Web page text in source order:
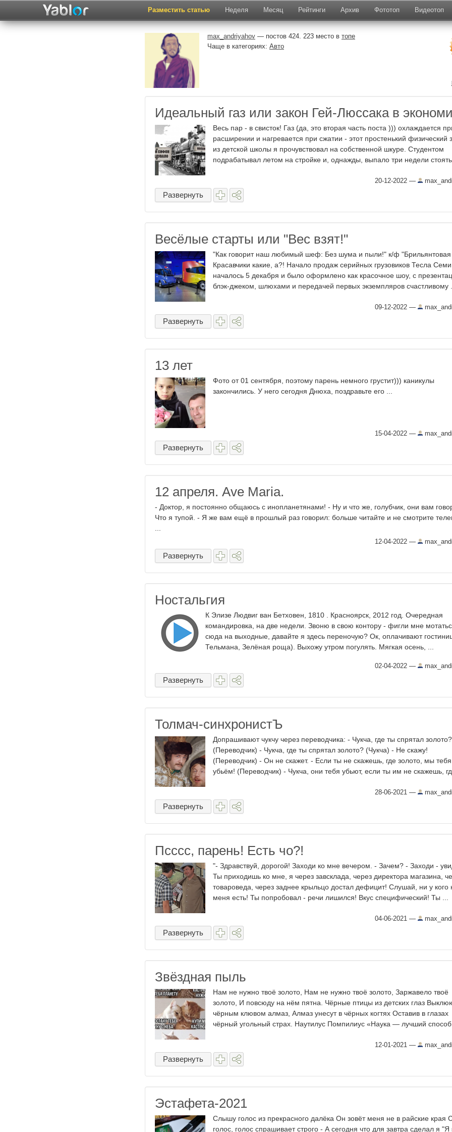
Разместить статью Неделя Месяц Рейтинги Архив Фототоп Видеотоп
max_andriyahov— постов 424. 223 место в топе
Чаще в категориях: Авто
Идеальный газ или закон Гей-Люссака в
Весь пар - в свисток! Газ (да, это вторая часть поста ))) охлаждается
расширении и нагревается при сжатии - этот простенький физический
из детской школы я прочувствовал на собственной шкуре. Студентом
подрабатывал летом на стройке и, однажды, выпало три недели стоять
20-12-2022 —
Развернуть
Весёлые старты или "Вес взят!"
"Как говорит наш любимый шеф: Без шума и пыли!" к/ф "Брильянтовая
Красавчики какие, а?! Начало продаж серийных грузовиков Тесла Семи
началось 5 декабря и было оформлено как красочное шоу, с
блэк-джеком, шлюхами и передачей первых экземпляров счастливому ...
09-12-2022 —
Развернуть
13 лет
Фото от 01 сентября, поэтому парень немного грустит))) каникулы
закончились. У него сегодня Днюха, поздравьте его ...
15-04-2022 —
Развернуть
12 апреля. Ave Maria.
- Доктор, я постоянно общаюсь с инопланетянами! - Ну и что же, голубчик, они вам
Что я тупой. - Я же вам ещё в прошлый раз говорил: больше читайте и не смотрите
12-04-2022 —
Развернуть
Ностальгия
К Элизе Людвиг ван Бетховен, 1810 . Красноярск, 2012 год. Очередная
командировка, на две недели. Звоню в свою контору - фигли мне
сюда на выходные, давайте я здесь переночую? Ок, оплачивают
Тельмана, Зелёная роща). Выхожу утром погулять. Мягкая осень, ...
02-04-2022 —
Развернуть
Толмач-синхронистЪ
Допрашивают чукчу через переводчика: - Чукча, где ты спрятал золото?
(Переводчик) - Чукча, где ты спрятал золото? (Чукча) - Не скажу!
(Переводчик) - Он не скажет. - Если ты не скажешь, где золото, мы тебя
убьём! (Переводчик) - Чукча, они тебя убьют, если ты им не скажешь,
28-06-2021 —
Развернуть
Псссс, парень! Есть чо?!
"- Здравствуй, дорогой! Заходи ко мне вечером. - Зачем? - Заходи -
Ты приходишь ко мне, я через завсклада, через директора магазина,
товароведа, через заднее крыльцо достал дефицит! Слушай, ни у кого
меня есть! Ты попробовал - речи лишился! Вкус специфический! Ты ...
04-06-2021 —
Развернуть
Звёздная пыль
Нам не нужно твоё золото, Нам не нужно твоё золото, Заржавело твоё
золото, И повсюду на нём пятна. Чёрные птицы из детских глаз
чёрным клювом алмаз, Алмаз унесут в чёрных когтях Оставив в глазах
чёрный угольный страх. Наутилус Помпилиус «Наука — лучший способ
12-01-2021 —
Развернуть
Эстафета-2021
Слышу голос из прекрасного далёка Он зовёт меня не в райские края
голос, голос спрашивает строго - А сегодня что для завтра сделал я "Я